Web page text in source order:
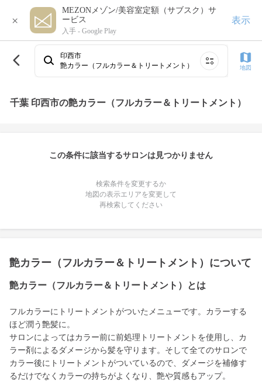
×
MEZONメゾン/美容室定額（サブスク）サ
ービス
入手 - Google Play
表示
印西市
艶カラー（フルカラー＆トリートメント）
地図
千葉 印西市の艶カラー（フルカラー＆トリートメント）
この条件に該当するサロンは見つかりません
検索条件を変更するか
地図の表示エリアを変更して
再検索してください
艶カラー（フルカラー＆トリートメント）について
艶カラー（フルカラー＆トリートメント）とは
フルカラーにトリートメントがついたメニューです。カラーする
ほど潤う艶髪に。
サロンによってはカラー前に前処理トリートメントを使用し、カ
ラー剤によるダメージから髪を守ります。そして全てのサロンで
カラー後にトリートメントがついているので、ダメージを補修す
るだけでなくカラーの持ちがよくなり、艶や質感もアップ。